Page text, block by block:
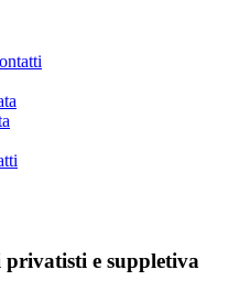
e suppletiva